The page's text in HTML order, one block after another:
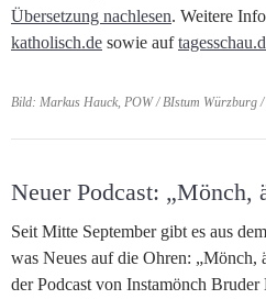
Übersetzung nachlesen. Weitere
katholisch.de sowie auf
Bild: Markus Hauck, POW / BIstum Würzburg
Neuer Podcast: „Mönch,
Seit Mitte September gibt es aus
was Neues auf die Ohren: „Mönch,
der Podcast von Instamönch